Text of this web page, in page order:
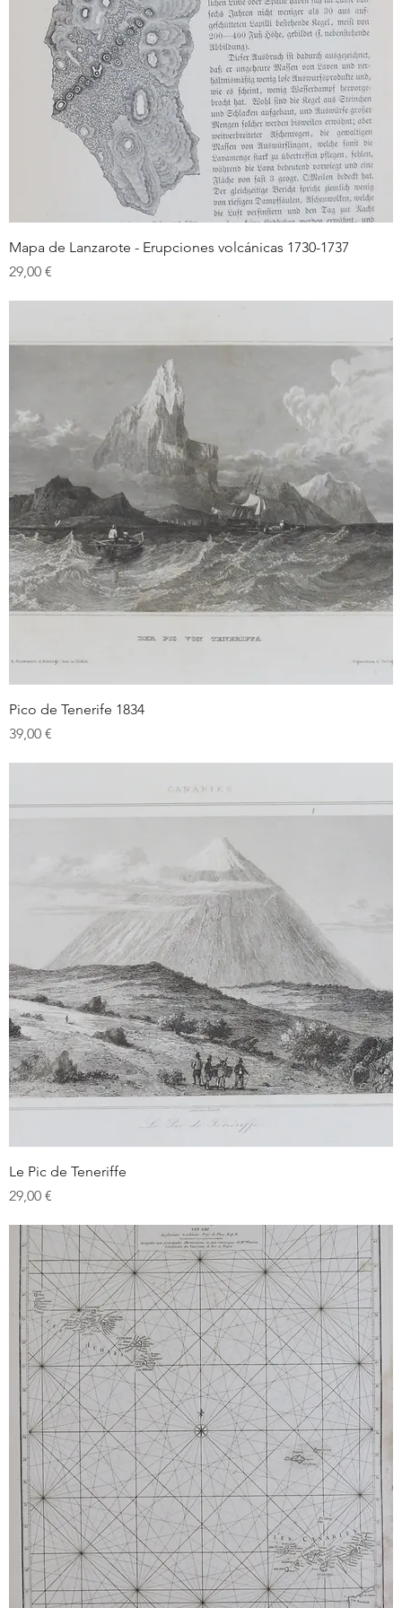
Mapa de Lanzarote - Erupciones volcánicas 1730-1737
Prix
29,00 €
Pico de Tenerife 1834
Prix
39,00 €
Le Pic de Teneriffe
Prix
29,00 €